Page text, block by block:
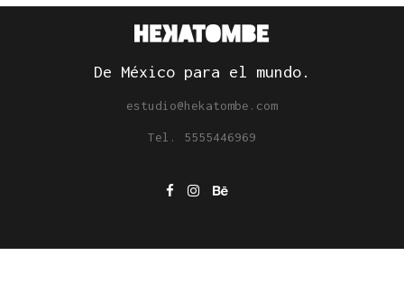
De México para el mundo.
estudio@hekatombe.com
Tel. 5555446969